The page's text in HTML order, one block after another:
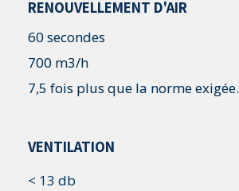
RENOUVELLEMENT D'AIR
60 secondes
700 m3/h
7,5 fois plus que la norme exigée.
VENTILATION
< 13 db